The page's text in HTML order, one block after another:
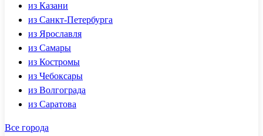
из Казани
из Санкт-Петербурга
из Ярославля
из Самары
из Костромы
из Чебоксары
из Волгограда
из Саратова
Все города